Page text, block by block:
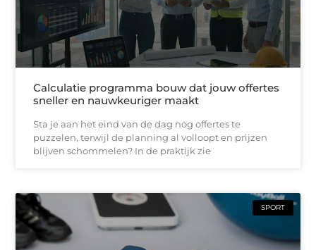
Calculatie programma bouw dat jouw offertes
sneller en nauwkeuriger maakt
Sta je aan het eind van de dag nog offertes te
puzzelen, terwijl de planning al volloopt en prijzen
blijven schommelen? In de praktijk zie
SPORT